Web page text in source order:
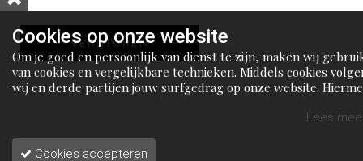
m
a
i
l
d
VERSTUREN
Cookies op onze website
Om je goed en persoonlijk van dienst te zijn, maken wij
van cookies en vergelijkbare technieken. Middels cookies
wij en derde partijen jouw surfgedrag op onze website.
Lees
Cookies accepteren